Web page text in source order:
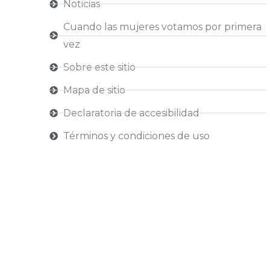
Noticias
Cuando las mujeres votamos por primera
vez
Sobre este sitio
Mapa de sitio
Declaratoria de accesibilidad
Términos y condiciones de uso